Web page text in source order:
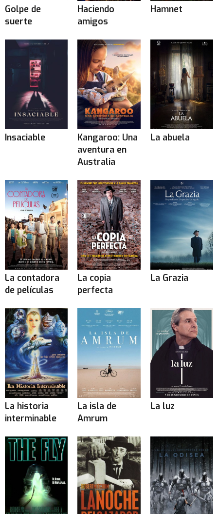
Golpe de
suerte
Haciendo
amigos
Hamnet
Insaciable
Kangaroo: Una
aventura en
Australia
La abuela
La contadora
de películas
La copia
perfecta
La Grazia
La historia
interminable
La isla de
Amrum
La luz